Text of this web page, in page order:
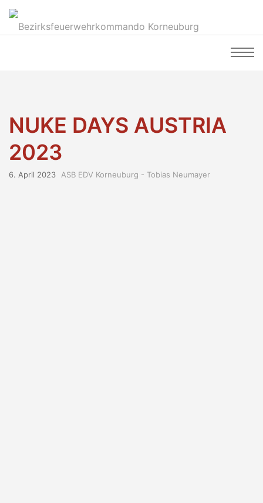
NUKE DAYS AUSTRIA
2023
6. April 2023 ASB EDV Korneuburg - Tobias Neumayer